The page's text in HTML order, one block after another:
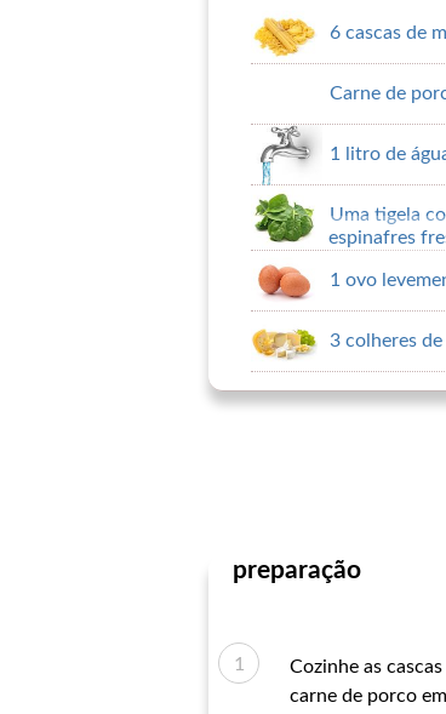
6 cascas de
Carne de
1 litro de
Uma tigela
espinafres
1 ovo
3 colheres
preparação
Cozinhe as
carne de porco